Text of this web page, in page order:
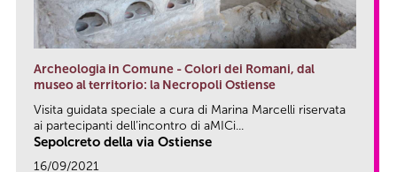
Archeologia in Comune - Colori dei Romani, dal
museo al territorio: la Necropoli Ostiense
Visita guidata speciale a cura di Marina Marcelli riservata
ai partecipanti dell’incontro di aMICi...
Sepolcreto della via Ostiense
16/09/2021